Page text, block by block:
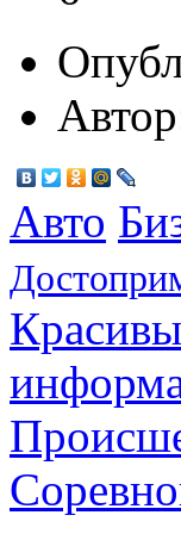
Авто